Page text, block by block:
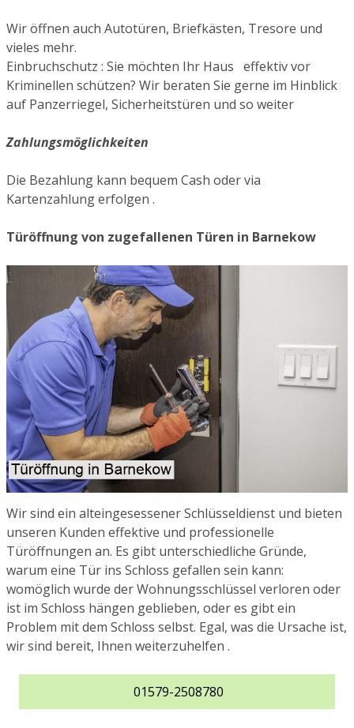
Wir öffnen auch Autotüren, Briefkästen, Tresore und
vieles mehr.
Einbruchschutz : Sie möchten Ihr Haus effektiv vor
Kriminellen schützen? Wir beraten Sie gerne im Hinblick
auf Panzerriegel, Sicherheitstüren und so weiter
Zahlungsmöglichkeiten
Die Bezahlung kann bequem Cash oder via
Kartenzahlung erfolgen .
Türöffnung von zugefallenen Türen in Barnekow
Wir sind ein alteingesessener Schlüsseldienst und bieten
unseren Kunden effektive und professionelle
Türöffnungen an. Es gibt unterschiedliche Gründe,
warum eine Tür ins Schloss gefallen sein kann:
womöglich wurde der Wohnungsschlüssel verloren oder
ist im Schloss hängen geblieben, oder es gibt ein
Problem mit dem Schloss selbst. Egal, was die Ursache ist,
wir sind bereit, Ihnen weiterzuhelfen .
01579-2508780